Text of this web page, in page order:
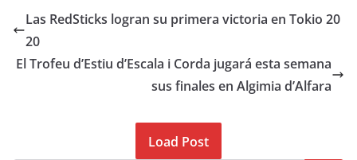
Las RedSticks logran su primera victoria en Tokio 20
20
El Trofeu d’Estiu d’Escala i Corda jugará esta semana
sus finales en Algimia d’Alfara
Load Post